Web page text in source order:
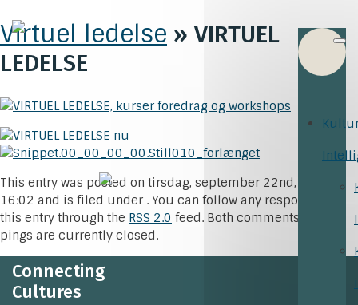
Virtuel ledelse » VIRTUEL
LEDELSE
This entry was posted on tirsdag, september 22nd, 2020 at
16:02 and is filed under . You can follow any responses to
this entry through the RSS 2.0 feed. Both comments and
pings are currently closed.
Connecting
Cultures